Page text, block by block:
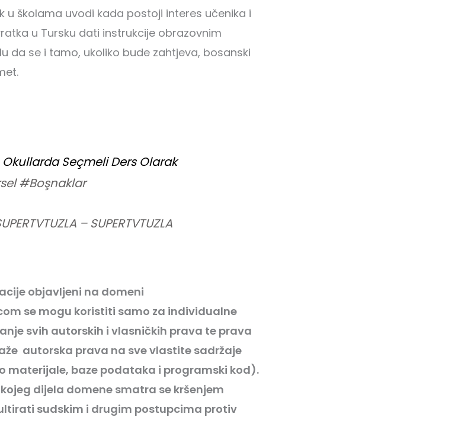
u školama uvodi kada postoji interes učenika i
u Tursku dati instrukcije obrazovnim
da se i tamo, ukoliko bude zahtjeva, bosanski
Okullarda Seçmeli Ders Olarak
#Boşnaklar
– SUPERTVTUZLA
objavljeni na domeni
se mogu koristiti samo za individualne
svih autorskih i vlasničkih prava te prava
autorska prava na sve vlastite sadržaje
materijale, baze podataka i programski kod).
dijela domene smatra se kršenjem
sudskim i drugim postupcima protiv